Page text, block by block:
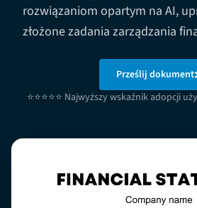
rozwiązaniom opartym na AI,
złożone zadania zarządzania
Prześlij dokument
⭐⭐⭐⭐⭐ Najwyższy wskaźnik adopcji